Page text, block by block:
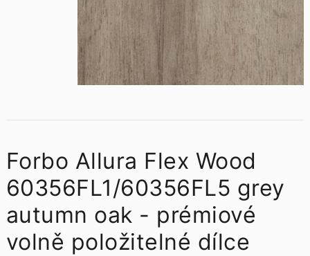
Forbo Allura Flex Wood
60356FL1/60356FL5 grey
autumn oak - prémiové
volně položitelné dílce